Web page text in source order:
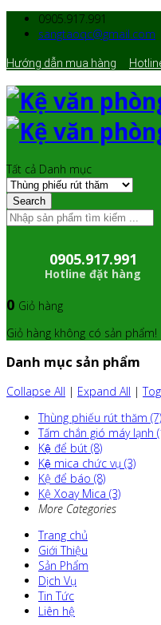
0905.917.991
sangtaoqc@gmail.com
Hướng dẫn mua hàng
Tất cả Danh mục
Search
0905.917.991
Hotline đặt hàng
0 Giỏ hàng
Giỏ hàng không có sản phẩm!
Danh mục sản phẩm
Collapse All | Expand All |
Thùng phiếu rút thăm (7)
Tấm chắn gió máy lạnh
Kệ để bút (8)
Kệ mica chức vụ (3)
Kệ để báo (8)
Kệ Xoay Mica (3)
More Categories
Trang chủ
Giới Thiệu
Sản Phẩm
Dịch Vụ
Tin Tức
Liên hệ